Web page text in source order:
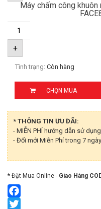
Máy chấm công khuôn
+
Tình trạng: Còn hàng
CHỌN MUA
* THÔNG TIN ƯU ĐÃI:
- MIỄN PHÍ hướng dẫn sử
- Đổi mới Miễn Phí trong 7
* Đặt Mua Online - Giao Hàng
Facebook